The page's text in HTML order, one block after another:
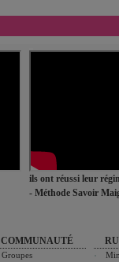
ils ont réussi leur
- Méthode Savoir
COMMUNAUTÉ
Groupes